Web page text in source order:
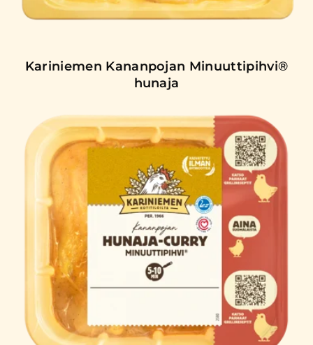
Kariniemen Kananpojan Minuuttipihvi®
hunaja